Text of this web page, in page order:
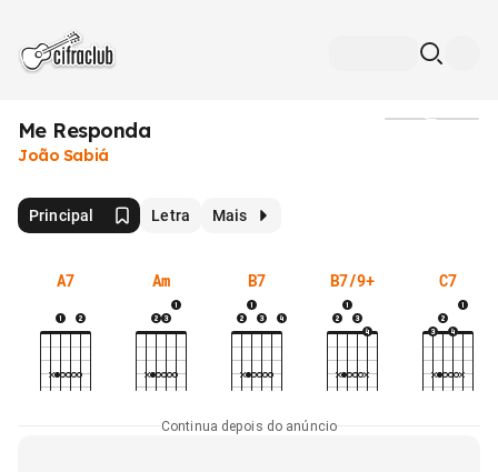
Me Responda
João Sabiá
Principal Letra Mais
A7 Am B7 B7/9+ C7
Continua depois do anúncio